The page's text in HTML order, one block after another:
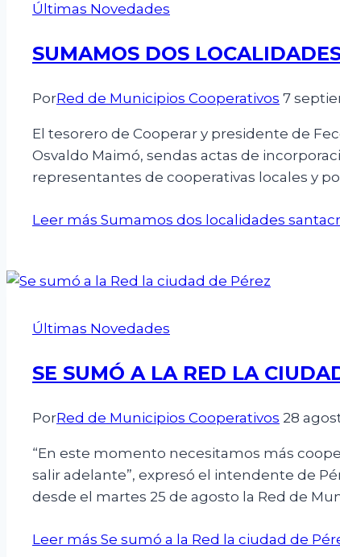
Últimas Novedades
SUMAMOS DOS
PorRed de Municipios Cooperativos 7
El tesorero de Cooperar y presidente de
Osvaldo Maimó, sendas actas de
representantes de cooperativas locales y
Leer más Sumamos dos localidades
Últimas Novedades
SE SUMÓ A LA RED LA
PorRed de Municipios Cooperativos 28
“En este momento necesitamos más
salir adelante”, expresó el intendente de
desde el martes 25 de agosto la Red de
Leer más Se sumó a la Red la ciudad de